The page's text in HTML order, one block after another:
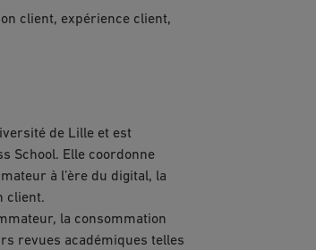
client, expérience client,
de Lille et est
School. Elle coordonne
à l’ère du digital, la
client.
la consommation
revues académiques telles